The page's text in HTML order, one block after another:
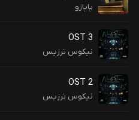
پاپازو
OST 3
نیکوس ترزیس
OST 2
نیکوس ترزیس